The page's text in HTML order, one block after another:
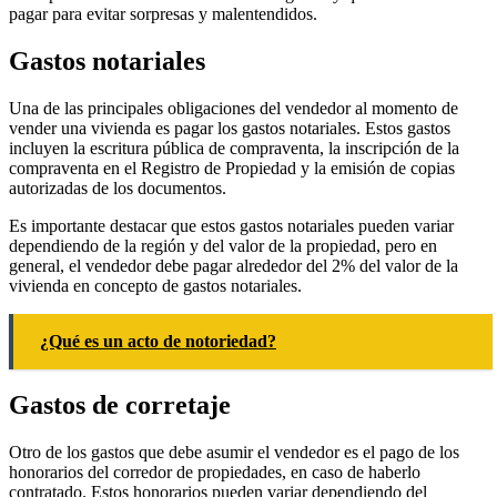
pagar para evitar sorpresas y malentendidos.
Gastos notariales
Una de las principales obligaciones del vendedor al momento de
vender una vivienda es pagar los gastos notariales. Estos gastos
incluyen la escritura pública de compraventa, la inscripción de la
compraventa en el Registro de Propiedad y la emisión de copias
autorizadas de los documentos.
Es importante destacar que estos gastos notariales pueden variar
dependiendo de la región y del valor de la propiedad, pero en
general, el vendedor debe pagar alrededor del 2% del valor de la
vivienda en concepto de gastos notariales.
¿Qué es un acto de notoriedad?
Gastos de corretaje
Otro de los gastos que debe asumir el vendedor es el pago de los
honorarios del corredor de propiedades, en caso de haberlo
contratado. Estos honorarios pueden variar dependiendo del